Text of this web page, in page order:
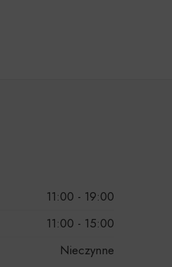
11:00 - 19:00
11:00 - 15:00
Nieczynne